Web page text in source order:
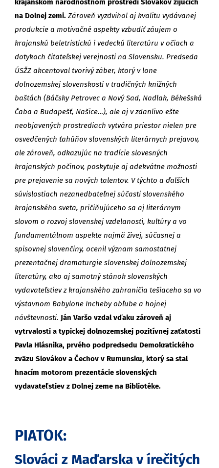
krajanskom národnostnom prostredí Slovákov žijúcich
na Dolnej zemi. Zároveň vyzdvihol aj kvalitu vydávanej
produkcie a motivačné aspekty vzbudiť záujem o
krajanskú beletristickú i vedeckú literatúru v očiach a
dotykoch čitateľskej verejnosti na Slovensku. Predseda
ÚSŽZ akcentoval tvorivý záber, ktorý v lone
dolnozemskej slovenskosti v tradičných knižných
baštách (Báčsky Petrovec a Nový Sad, Nadlak, Békešská
Čaba a Budapešť, Našice…), ale aj v zdanlivo ešte
neobjavených prostrediach vytvára priestor nielen pre
osvedčených ťahúňov slovenských literárnych prejavov,
ale zároveň, odkazujúc na tradície slovesných
krajanských počinov, poskytuje aj adekvátne možnosti
pre prejavenie sa nových talentov. V týchto a ďalších
súvislostiach nezanedbateľnej súčasti slovenského
krajanského sveta, pričiňujúceho sa aj literárnym
slovom o rozvoj slovenskej vzdelanosti, kultúry a vo
fundamentálnom aspekte najmä živej, súčasnej a
spisovnej slovenčiny, ocenil význam samostatnej
prezentačnej dramaturgie slovenskej dolnozemskej
literatúry, ako aj samotný stánok slovenských
vydavateľstiev z krajanského zahraničia tešiaceho sa vo
výstavnom Babylone Incheby obľube a hojnej
návštevnosti. Ján Varšo vzdal vďaku zároveň aj
vytrvalosti a typickej dolnozemskej pozitívnej zaťatosti
Pavla Hlásnika, prvého podpredsedu Demokratického
zväzu Slovákov a Čechov v Rumunsku, ktorý sa stal
hnacím motorom prezentácie slovenských
vydavateľstiev z Dolnej zeme na Bibliotéke.
PIATOK:
Slováci z Maďarska v írečitých